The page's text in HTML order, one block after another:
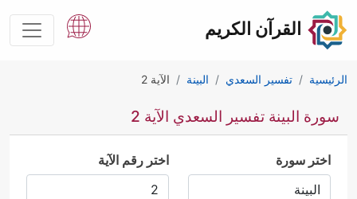
القرآن الكريم
الرئيسية تفسير السعدي البينة الآية 2
سورة البينة تفسير السعدي الآية 2
اختر سورة اختر رقم الآية